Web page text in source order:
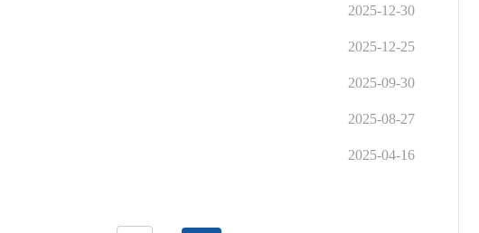
2025-12-30
2025-12-25
2025-09-30
2025-08-27
2025-04-16